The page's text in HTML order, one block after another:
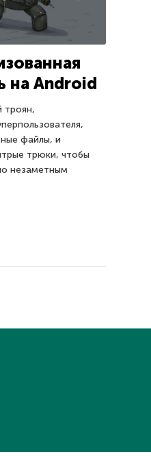
на Android
троян,
файлы, и
трюки, чтобы
незаметным